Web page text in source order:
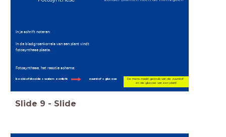
In je schrift noteren:
In de bladgroenkorrels van een plant vindt
fotosynthese plaats.
Fotosynthese, het reactie schema:
koolstofdioxide + water+ zonlicht zuurstof + glucose
De mens maakt gebruik van de zuurstof
en de glucose van een plant!
Slide 9 - Slide